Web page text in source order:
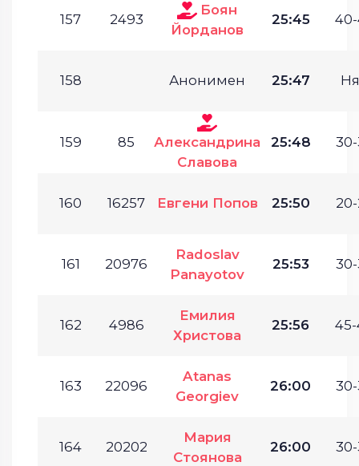
157 2493
Боян
Йорданов
25:45 40-
158 Анонимен 25:47
159 85
Александрина
Славова
25:48 30-
160 16257 Евгени Попов 25:50 20-
161 20976
Radoslav
Panayotov
25:53 30-
162 4986
Емилия
Христова
25:56 45-
163 22096
Atanas
Georgiev
26:00 30-
164 20202
Мария
Стоянова
26:00 30-